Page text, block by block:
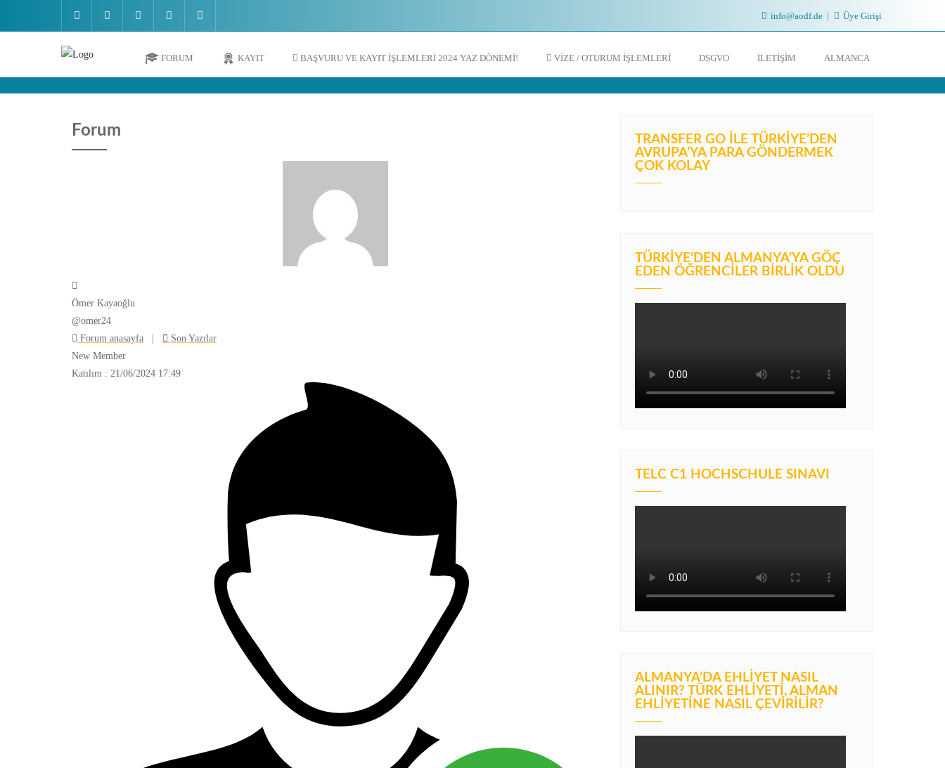
info@aodf.de Üye Girişi
FORUM KAYIT BAŞVURU VE KAYIT İŞLEMLERI 2024 YAZ DÖNEMI! VIZE / OTURUM İŞLEMLERI DSGVO İLETIŞIM ALMANCA
Forum
Ömer Kayaoğlu
@omer24
Forum anasayfa
Son Yazılar
New Member
Katılım : 21/06/2024 17:49
TRANSFER GO İLE TÜRKIYE’DEN
AVRUPA’YA PARA GÖNDERMEK
ÇOK KOLAY
TÜRKIYE’DEN ALMANYA’YA GÖÇ
EDEN ÖĞRENCILER BIRLIK OLDU
TELC C1 HOCHSCHULE SINAVI
ALMANYA’DA EHLIYET NASIL
ALINIR? TÜRK EHLIYETI, ALMAN
EHLIYETINE NASIL ÇEVIRILIR?